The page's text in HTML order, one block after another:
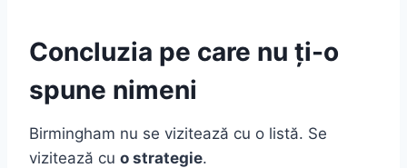
Concluzia pe care nu ți-o
spune nimeni
Birmingham nu se vizitează cu o listă. Se
vizitează cu o strategie.